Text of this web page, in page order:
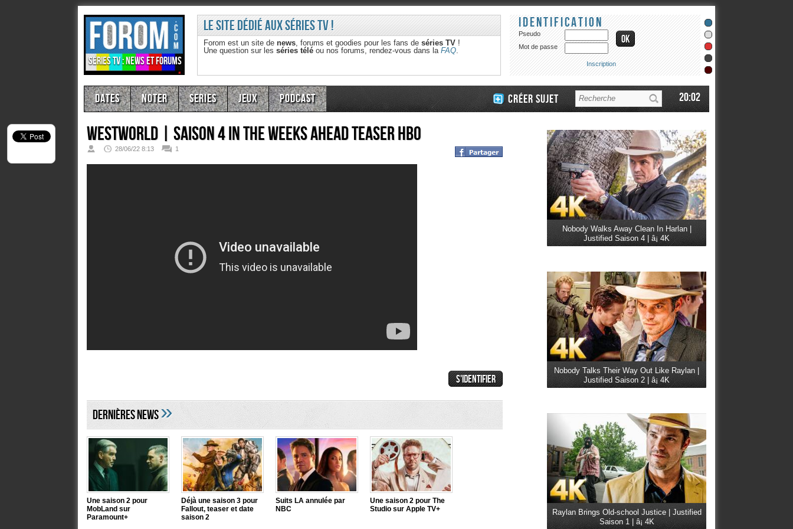
Séries TV : news et forums
Le site dédié aux séries TV !
Forom est un site de news, forums et goodies pour les fans de séries TV!
Une question sur les séries téléou nos forums, rendez-vous dans la FAQ.
Identification
Pseudo
Mot de passe
Inscription
Dates Noter Series Jeux Podcast Créer sujet 20:02
Westworld | Saison 4 In The Weeks Ahead Teaser HBO
28/06/22 8:13 1
DERNIÈRES NEWS»
Une saison 2 pour
MobLand sur
Paramount+
Déjà une saison 3 pour
Fallout, teaser et date
saison 2
Suits LA annulée par
NBC
Une saison 2 pour The
Studio sur Apple TV+
Nobody Walks Away Clean In Harlan |
Justified Saison 4 | â¡ 4K
Nobody Talks Their Way Out Like Raylan |
Justified Saison 2 | â¡ 4K
Raylan Brings Old-school Justice | Justified
Saison 1 | â¡ 4K